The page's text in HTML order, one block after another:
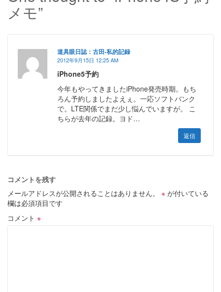
メモ”
道具眼日誌：古田-私的記録
2012年9月15日 12:25 AM
iPhone5予約
今年もやってきましたiPhone発売時期。もち
ろん予約しましたよえぇ。一応ソフトバンク
で。LTE関係でまだ少し悩んでいますが。 こ
ちらが去年の記録。ヨド…
返信
コメントを残す
メールアドレスが公開されることはありません。
※ が付いている
欄は必須項目です
コメント ※